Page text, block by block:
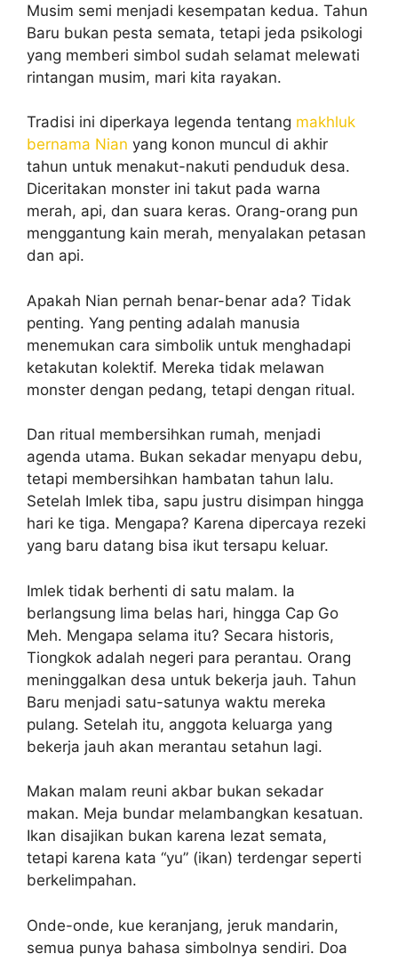
Musim semi menjadi kesempatan kedua. Tahun
Baru bukan pesta semata, tetapi jeda psikologi
yang memberi simbol sudah selamat melewati
rintangan musim, mari kita rayakan.
Tradisi ini diperkaya legenda tentang makhluk
bernama Nian yang konon muncul di akhir
tahun untuk menakut-nakuti penduduk desa.
Diceritakan monster ini takut pada warna
merah, api, dan suara keras. Orang-orang pun
menggantung kain merah, menyalakan petasan
dan api.
Apakah Nian pernah benar-benar ada? Tidak
penting. Yang penting adalah manusia
menemukan cara simbolik untuk menghadapi
ketakutan kolektif. Mereka tidak melawan
monster dengan pedang, tetapi dengan ritual.
Dan ritual membersihkan rumah, menjadi
agenda utama. Bukan sekadar menyapu debu,
tetapi membersihkan hambatan tahun lalu.
Setelah Imlek tiba, sapu justru disimpan hingga
hari ke tiga. Mengapa? Karena dipercaya rezeki
yang baru datang bisa ikut tersapu keluar.
Imlek tidak berhenti di satu malam. Ia
berlangsung lima belas hari, hingga Cap Go
Meh. Mengapa selama itu? Secara historis,
Tiongkok adalah negeri para perantau. Orang
meninggalkan desa untuk bekerja jauh. Tahun
Baru menjadi satu-satunya waktu mereka
pulang. Setelah itu, anggota keluarga yang
bekerja jauh akan merantau setahun lagi.
Makan malam reuni akbar bukan sekadar
makan. Meja bundar melambangkan kesatuan.
Ikan disajikan bukan karena lezat semata,
tetapi karena kata “yu” (ikan) terdengar seperti
berkelimpahan.
Onde-onde, kue keranjang, jeruk mandarin,
semua punya bahasa simbolnya sendiri. Doa